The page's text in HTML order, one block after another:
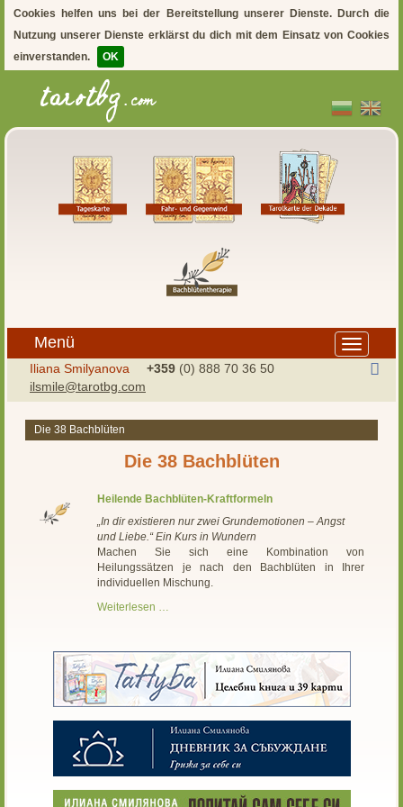
Cookies helfen uns bei der Bereitstellung unserer Dienste. Durch die
Nutzung unserer Dienste erklärst du dich mit dem Einsatz von Cookies
einverstanden.
OK
Toggle
navigation
Menü
Iliana Smilyanova +359 (0) 888 70 36 50
ilsmile@tarotbg.com
Die 38 Bachblüten
Die 38 Bachblüten
Heilende Bachblüten-Kraftformeln
„In dir existieren nur zwei Grundemotionen – Angst
und Liebe.“ Ein Kurs in Wundern
Machen Sie sich eine Kombination von
Heilungssätzen je nach den Bachblüten in Ihrer
individuellen Mischung.
Weiterlesen …